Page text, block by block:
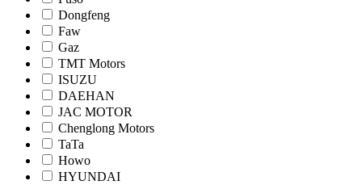
Dongfeng
Faw
Gaz
TMT Motors
ISUZU
DAEHAN
JAC MOTOR
Chenglong Motors
TaTa
Howo
HYUNDAI